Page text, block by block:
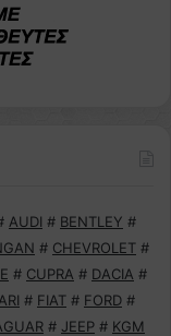
AUDI # BENTLEY #
# CHEVROLET #
# CUPRA # DACIA #
# FIAT # FORD #
# JEEP # KGM